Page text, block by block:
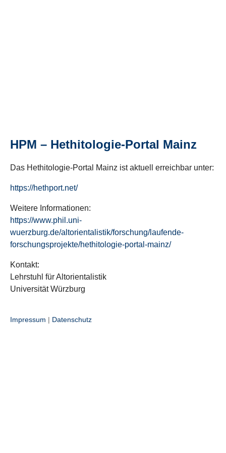
HPM – Hethitologie-Portal Mainz
Das Hethitologie-Portal Mainz ist aktuell erreichbar unter:
https://hethport.net/
Weitere Informationen:
https://www.phil.uni-
wuerzburg.de/altorientalistik/forschung/laufende-
forschungsprojekte/hethitologie-portal-mainz/
Kontakt:
Lehrstuhl für Altorientalistik
Universität Würzburg
Impressum | Datenschutz